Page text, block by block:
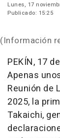
Lunes, 17
Publicado: 15:25
(Información
PEKÍN, 17
Apenas
Reunión de
2025, la
Takaichi,